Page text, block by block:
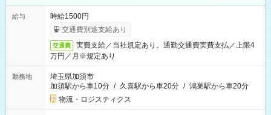
給与
時給1500円
交通費別途支給あり
交通費
実費支給／当社規定あり。通勤交通費実費支払／上限4
万円／月※規定あり
勤務地
埼玉県加須市
加須駅から車10分 / 久喜駅から車20分 / 鴻巣駅から車20分
物流・ロジスティクス